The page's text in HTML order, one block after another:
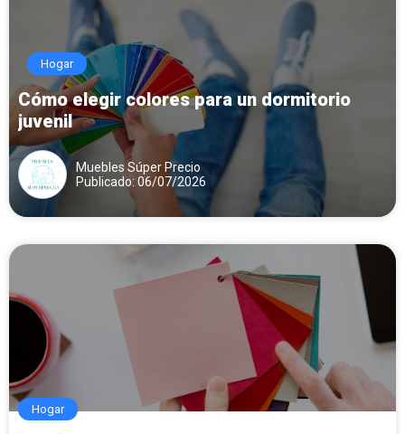
Hogar
Cómo elegir colores para un dormitorio
juvenil
Muebles Súper Precio
Publicado: 06/07/2026
Hogar